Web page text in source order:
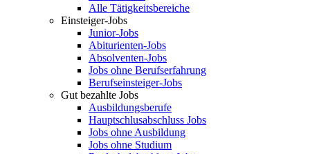
Alle Tätigkeitsbereiche
Einsteiger-Jobs
Junior-Jobs
Abiturienten-Jobs
Absolventen-Jobs
Jobs ohne Berufserfahrung
Berufseinsteiger-Jobs
Gut bezahlte Jobs
Ausbildungsberufe
Hauptschlusabschluss Jobs
Jobs ohne Ausbildung
Jobs ohne Studium